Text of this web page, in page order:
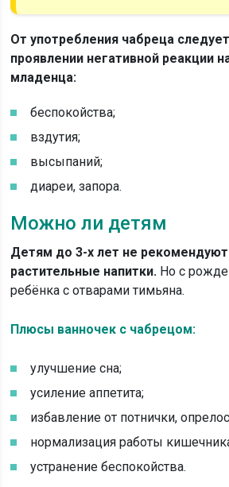
От употребления чабреца
проявлении негативной реакции
младенца:
беспокойства;
вздутия;
высыпаний;
диареи, запора.
Можно ли детям
Детям до 3-х лет не
растительные напитки. Но с
ребёнка с отварами тимьяна.
Плюсы ванночек с чабрецом:
улучшение сна;
усиление аппетита;
избавление от потнички,
нормализация работы
устранение беспокойства.